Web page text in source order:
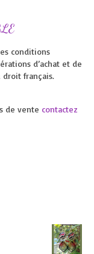
conditions
d’achat et de
droit français.
de vente contactez